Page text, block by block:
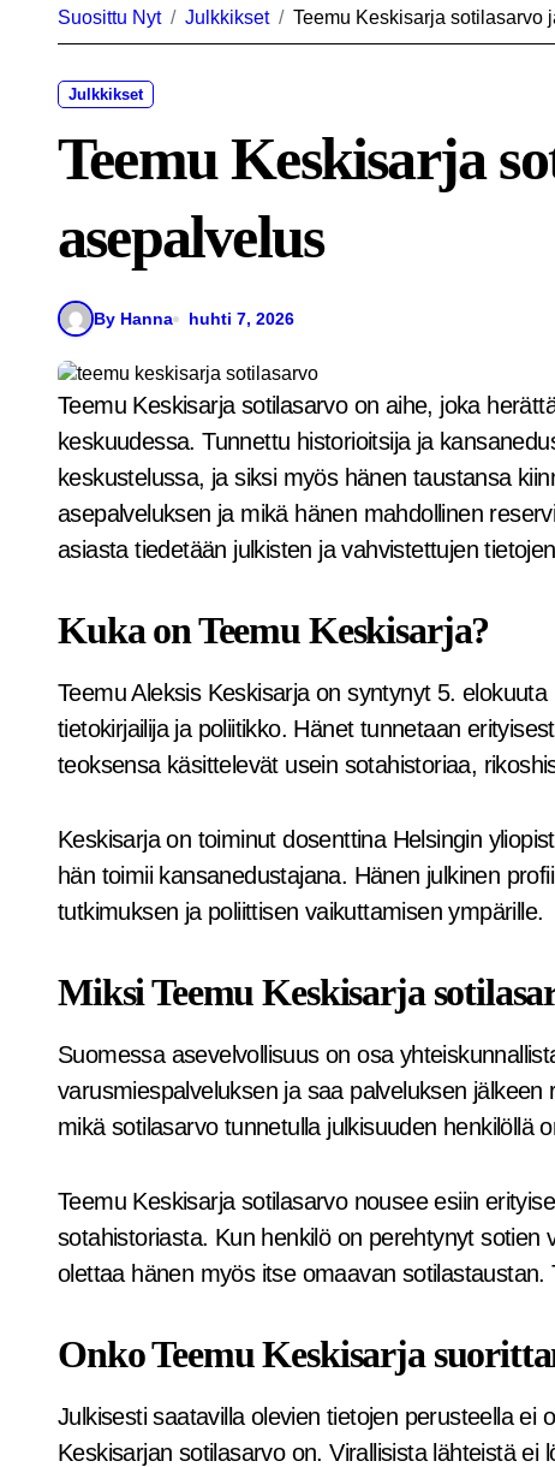
Suosittu Nyt Julkkikset Teemu Keskisarja sotilasarvo
Julkkikset
Teemu Keskisarja
asepalvelus
By Hanna huhti 7, 2026
Teemu Keskisarja sotilasarvo on aihe, joka herättää uteliaisuutta monien suomalaisten
keskuudessa. Tunnettu historioitsija ja
keskustelussa, ja siksi myös hänen taustansa
asepalveluksen ja mikä hänen mahdollinen
asiasta tiedetään julkisten ja vahvistettujen
Kuka on Teemu Keskisarja?
Teemu Aleksis Keskisarja on syntynyt 5.
tietokirjailija ja poliitikko. Hänet tunnetaan
teoksensa käsittelevät usein sotahistoriaa,
Keskisarja on toiminut dosenttina Helsingin
hän toimii kansanedustajana. Hänen julkinen
tutkimuksen ja poliittisen vaikuttamisen ympärille.
Miksi Teemu Keskisarja
Suomessa asevelvollisuus on osa
varusmiespalveluksen ja saa palveluksen
mikä sotilasarvo tunnetulla julkisuuden henkilöllä
Teemu Keskisarja sotilasarvo nousee esiin
sotahistoriasta. Kun henkilö on perehtynyt sotien
olettaa hänen myös itse omaavan
Onko Teemu Keskisarja
Julkisesti saatavilla olevien tietojen perusteella ei
Keskisarjan sotilasarvo on. Virallisista lähteistä